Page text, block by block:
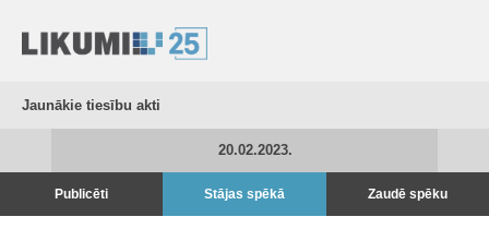
Jaunākie tiesību akti
20.02.2023.
Publicēti Stājas spēkā Zaudē spēku